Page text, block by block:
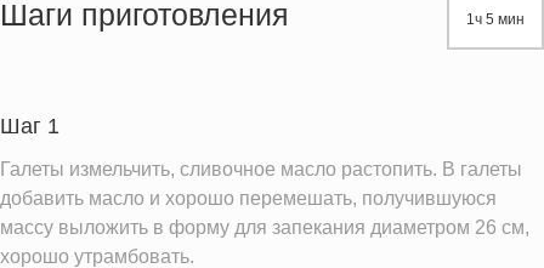
Пищевые волокна
Натрий
Кальций
213.6 мг
Железо
1.6 мг
Шаги приготовления 1ч 5 мин
Шаг 1
Галеты измельчить, сливочное масло растопить. В галеты
добавить масло и хорошо перемешать, получившуюся
массу выложить в форму для запекания диаметром 26 см,
хорошо утрамбовать.